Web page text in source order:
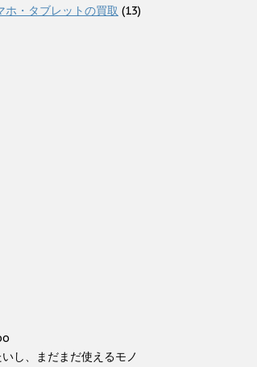
ホ・タブレットの買取 (13)
し、まだまだ使えるモノ